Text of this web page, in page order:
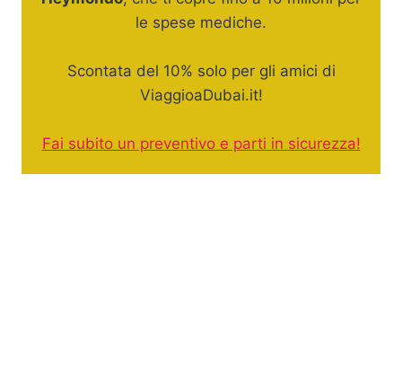
le spese mediche.
Scontata del 10% solo per gli amici di
ViaggioaDubai.it!
Fai subito un preventivo e parti in sicurezza!